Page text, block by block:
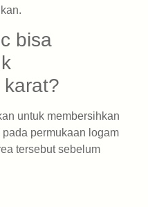
bisa
untuk membersihkan
permukaan logam
tersebut sebelum